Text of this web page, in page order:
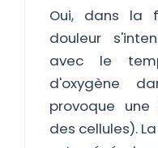
Oui, dans la
douleur
avec le
d'oxygène
provoque
des cellules).